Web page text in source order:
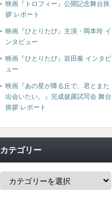
映画『トロフィー』公開記念舞台挨
拶 レポート
映画『ひとりたび』主演・岡本玲 イ
ンタビュー
映画『ひとりたび』岩田奏 インタビ
ュー
映画『あの星が降る丘で、君とまた
出会いたい。』完成披露試写会 舞台
挨拶 レポート
カテゴリー